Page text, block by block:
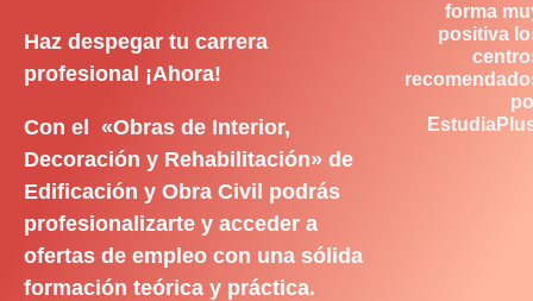
Haz despegar tu carrera
profesional ¡Ahora!
Con el «Obras de Interior,
Decoración y Rehabilitación» de
Edificación y Obra Civil podrás
profesionalizarte y acceder a
ofertas de empleo con una sólida
formación teórica y práctica.
forma
positiva